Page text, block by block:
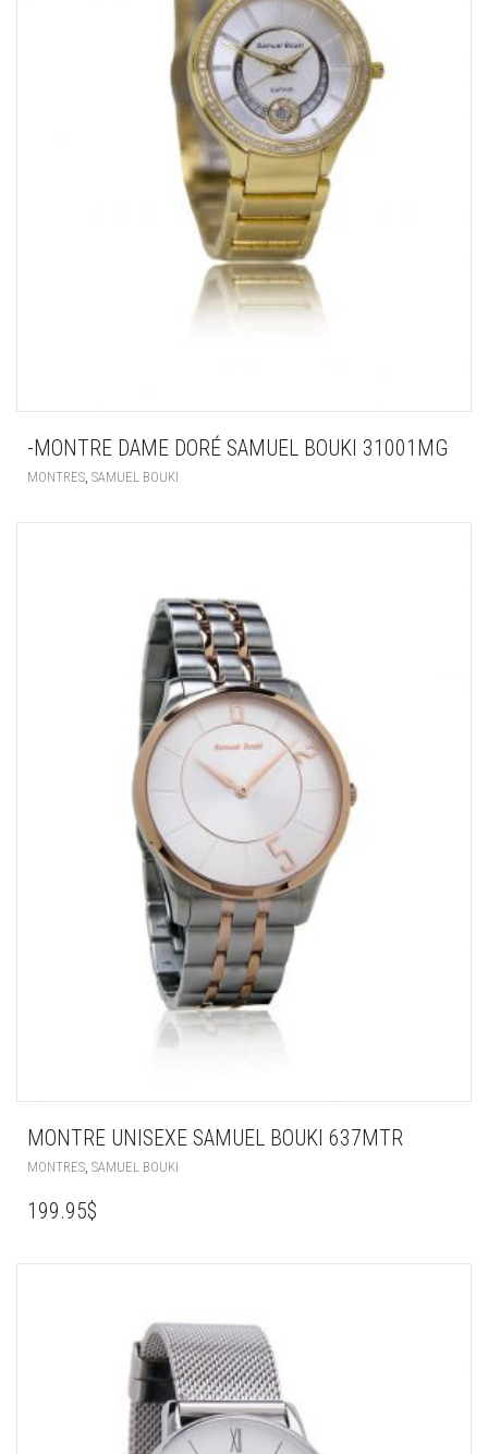
-MONTRE DAME DORÉ SAMUEL BOUKI 31001MG
MONTRES SAMUEL BOUKI
MONTRE UNISEXE SAMUEL BOUKI 637MTR
MONTRES, SAMUEL BOUKI
199.95$